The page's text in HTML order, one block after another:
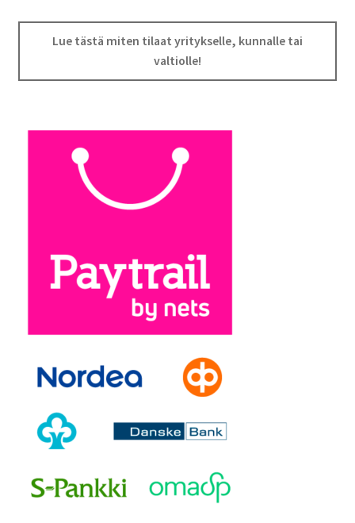
Lue tästä miten tilaat yritykselle, kunnalle tai
valtiolle!